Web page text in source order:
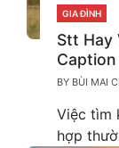
CATEGORIES
GIA ĐÌNH
Stt Hay
BY BÙI MAI
Việc tìm
hợp